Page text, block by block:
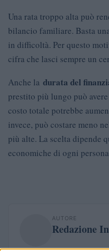
Una rata troppo alta può
bilancio familiare. Basta
in difficoltà. Per questo
cifra che lasci sempre un
Anche la durata del
prestito più lungo può
costo totale potrebbe
invece, può costare meno
più alte. La scelta dipende
economiche di ogni
AUTORE
Redazione